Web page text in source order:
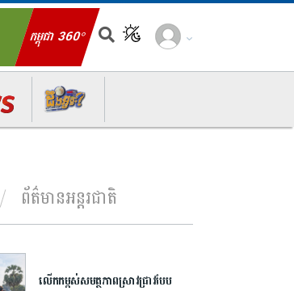
កម្ពុជា 360°
ព័ត៌មានអន្តរជាតិ
លើកកម្ពស់​សមត្ថភាព​ស្រាវជ្រាវ​បែប​